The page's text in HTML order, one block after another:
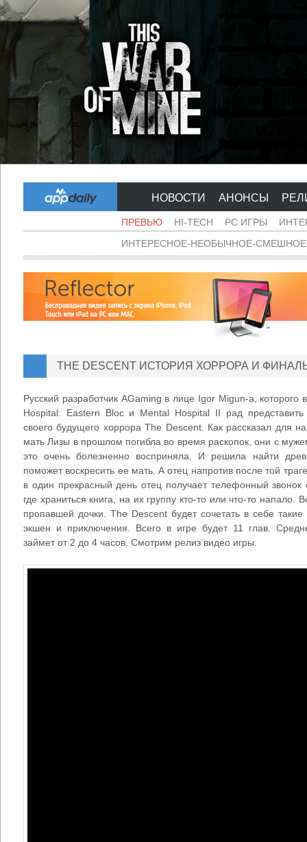
НОВОСТИ АНОНСЫ
ПРЕВЬЮ HI-TECH PC ИГРЫ
ИНТЕРЕСНОЕ-НЕОБЫЧНОЕ-
THE DESCENT ИСТОРИЯ ХОРРОРА И
Русский разработчик AGaming в лице Igor Migun-а,
Hospital: Eastern Bloc и Mental Hospital II рад
своего будущего хоррора The Descent. Как рассказал для
мать Лизы в прошлом погибла во время раскопок, они с
это очень болезненно восприняла. И решила найти
поможет воскресить ее мать. А отец напротив после той
в один прекрасный день отец получает телефонный
где храниться книга, на их группу кто-то или что-то напало.
пропавшей дочки. The Descent будет сочетать в себе
экшен и приключения. Всего в игре будет 11 глав.
займет от 2 до 4 часов. Смотрим релиз видео игры.